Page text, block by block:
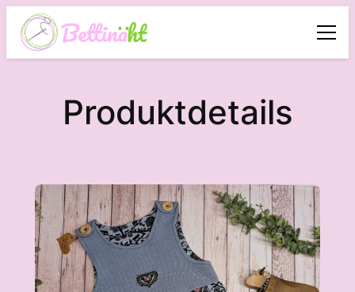
Produktdetails